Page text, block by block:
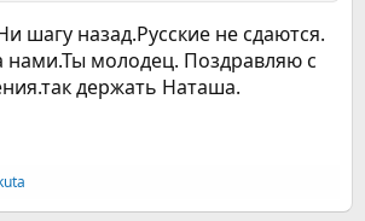
шагу назад.Русские не сдаются.
нами.Ты молодец. Поздравляю с
держать Наташа.